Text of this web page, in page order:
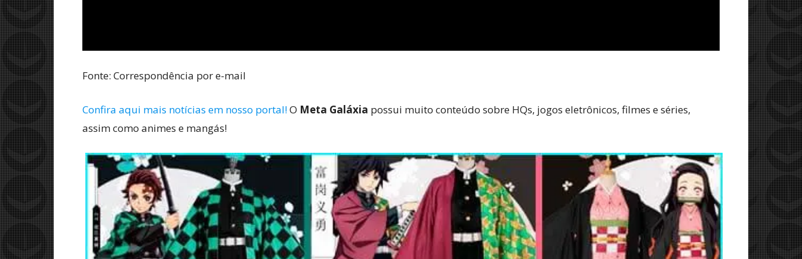
Fonte: Correspondência por e-mail
Confira aqui mais notícias em nosso portal!O Meta Galáxia possui muito conteúdo sobre HQs, jogos eletrônicos, filmes e séries,
assim como animes e mangás!